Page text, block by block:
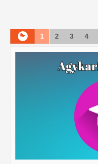
1 2 3 4